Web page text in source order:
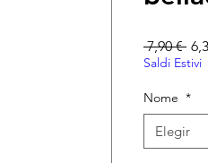
7,90 €
Saldi Estivi
Nome *
Elegir